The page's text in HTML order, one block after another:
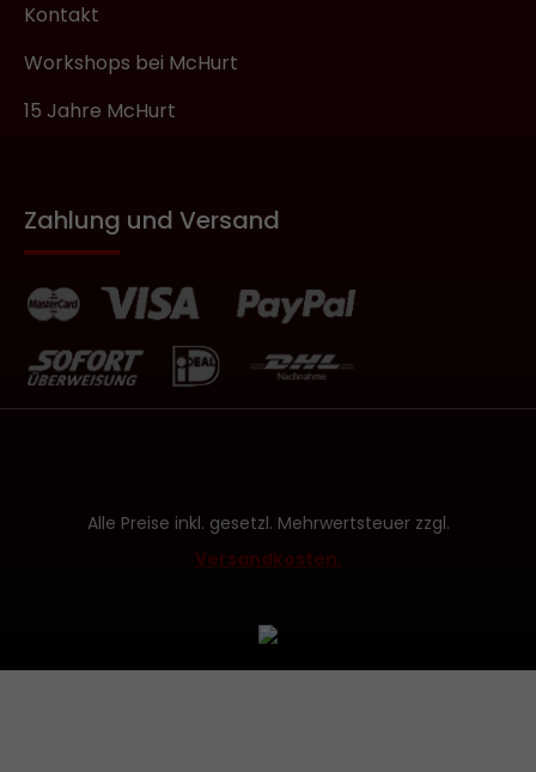
Kontakt
Workshops bei McHurt
15 Jahre McHurt
Zahlung und Versand
Alle Preise inkl. gesetzl. Mehrwertsteuer zzgl.
Versandkosten.